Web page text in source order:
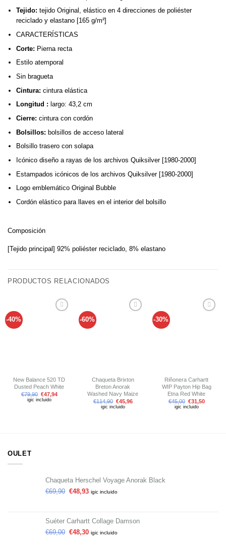
Tejido: tejido Original, elástico en 4 direcciones de poliéster
reciclado y elastano [165 g/m²]
CARACTERÍSTICAS
Corte: Pierna recta
Estilo atemporal
Sin bragueta
Cintura: cintura elástica
Longitud : largo: 43,2 cm
Cierre: cintura con cordón
Bolsillos: bolsillos de acceso lateral
Bolsillo trasero con solapa
Icónico diseño a rayas de los archivos Quiksilver [1980-2000]
Estampados icónicos de los archivos Quiksilver [1980-2000]
Logo emblemático Original Bubble
Cordón elástico para llaves en el interior del bolsillo
Composición
[Tejido principal] 92% poliéster reciclado, 8% elastano
PRODUCTOS RELACIONADOS
-40%
New Balance 520 TD
Dusted Peach White
€79,90 €47,94
igic incluido
-60%
Chaqueta Brixton
Breton Anorak
Washed Navy Maize
€114,90 €45,96
igic incluido
-30%
Riñonera Carhartt
WIP Payton Hip Bag
Etna Red White
€45,00 €31,50
igic incluido
OULET
Chaqueta Herschel Voyage Anorak Black
€69,90 €48,93 igic incluido
Suéter Carhartt Collage Damson
€69,00 €48,30 igic incluido